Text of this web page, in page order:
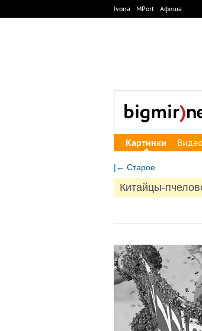
Ivona MPort Афиша
Картинки Видео
|← Старое
Китайцы-